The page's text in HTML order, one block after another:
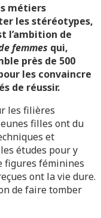
métiers
les stéréotypes,
l’ambition de
femmes qui,
près de 500
les convaincre
de réussir.
les filières
filles ont du
et
études pour y
figures féminines
ont la vie dure.
de faire tomber